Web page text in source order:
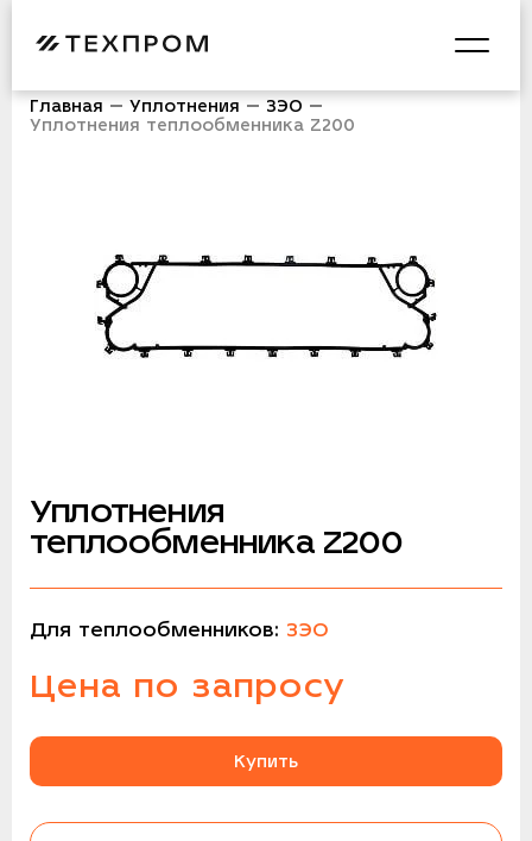
Главная Уплотнения
ЗЭО
Уплотнения теплообменника Z200
Уплотнения
теплообменника Z200
Для теплообменников: ЗЭО
Цена по запросу
Купить